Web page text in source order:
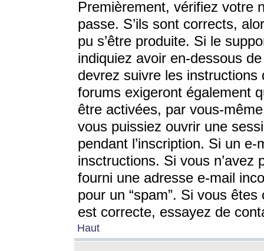
Premièrement, vérifiez votre
passe. S’ils sont corrects,
pu s’être produite. Si le
indiquiez avoir en-dessous
devrez suivre les
forums exigeront également
être activées, par vous-
vous puissiez ouvrir une
pendant l’inscription. Si un
insctructions. Si vous n’avez
fourni une adresse e-mail
pour un “spam”. Si vous
est correcte, essayez de
Haut